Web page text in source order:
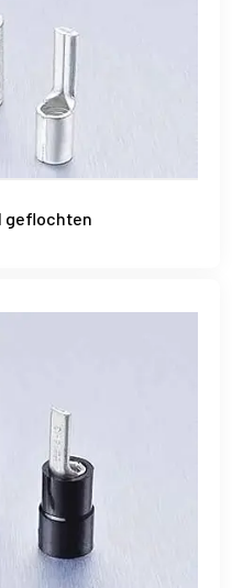
geflochten